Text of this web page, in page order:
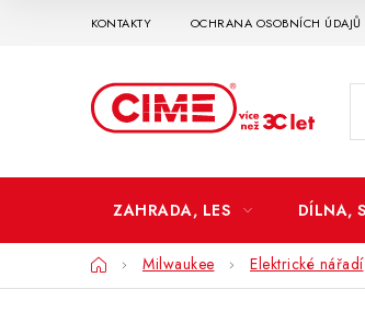
KONTAKTY OCHRANA OSOBNÍCH ÚDAJŮ
ZAHRADA, LES DÍLNA,
DomůMilwaukee Elektrické nářadí